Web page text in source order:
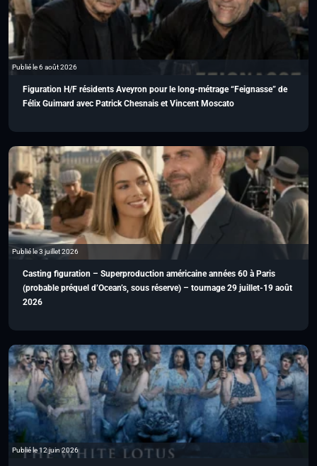
Publié le 6 août 2026
Figuration H/F résidents Aveyron pour le long-métrage “Feignasse” de
Félix Guimard avec Patrick Chesnais et Vincent Moscato
Publié le 3 juillet 2026
Casting figuration – Superproduction américaine années 60 à Paris
(probable préquel d’Ocean’s, sous réserve) – tournage 29 juillet-19 août
2026
Publié le 12 juin 2026